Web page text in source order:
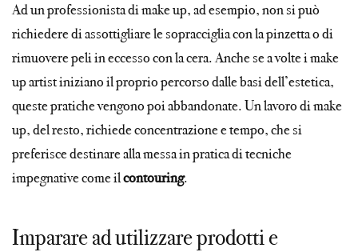
Ad un professionista di make up, ad esempio, non si può
richiedere di assottigliare le sopracciglia con la pinzetta o di
rimuovere peli in eccesso con la cera. Anche se a volte i make
up artist iniziano il proprio percorso dalle basi dell’estetica,
queste pratiche vengono poi abbandonate. Un lavoro di make
up, del resto, richiede concentrazione e tempo, che si
preferisce destinare alla messa in pratica di tecniche
impegnative come ilcontouring.
Imparare ad utilizzare prodotti e